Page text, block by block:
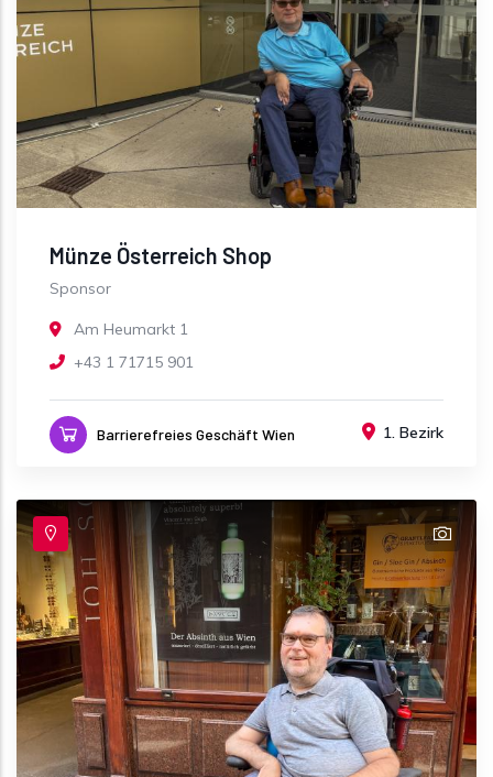
Münze Österreich Shop
Sponsor
Am Heumarkt 1
+43 1 71715 901
Barrierefreies Geschäft Wien 1. Bezirk